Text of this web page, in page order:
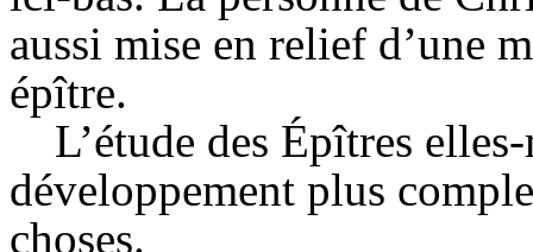
aussi mise en relief d’une
épître.
L’étude des Épîtres
développement plus
choses.